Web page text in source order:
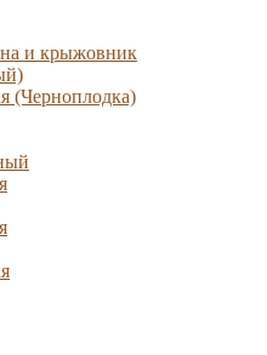
и крыжовник
(Черноплодка)